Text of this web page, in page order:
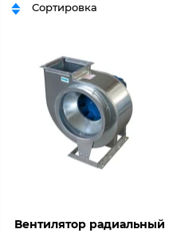
Сортировка
Вентилятор радиальный